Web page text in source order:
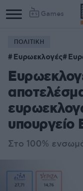
Games
ΠΟΛΙΤΙΚΗ
Ευρωεκλογές
υπουργείο
Στο 100%